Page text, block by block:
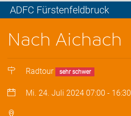
ADFC Fürstenfeldbruck
Nach Aichach
Radtour sehr schwer
Mi. 24. Juli 2024 07:00 - 16:30